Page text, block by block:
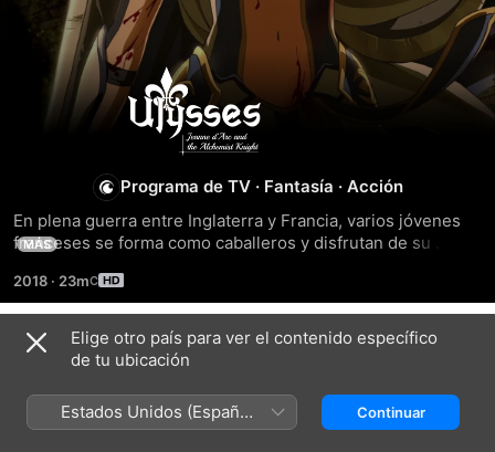
Ulysses:
Jeanne
d'Arc
and
the
Alchemist
Knight
Programa de TV · Fantasía · Acción
En plena guerra entre Inglaterra y Francia, varios jóvenes
franceses se forma como caballeros y disfrutan de su
se interponga entre ellos, siempre mantendrán ese vínculo.
Montmorency es un joven aspirante a alquimista que
espera dominar el poder de la piedra filosofal y así proteger
a sus amigos y acabar con la guerra que acabará...
MÁS
2018 · 23m
Temporada 1
Elige otro país para ver el contenido específico
de tu ubicación
Estados Unidos (Español
México)
Continuar